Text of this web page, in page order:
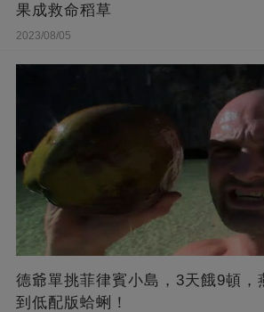
果成救命稻草
2023/08/05
德爺單挑菲律賓小島，3天餓9頓，
到低配版蛤蜊！